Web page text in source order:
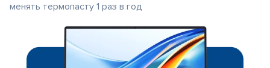
менять термопасту 1 раз в год